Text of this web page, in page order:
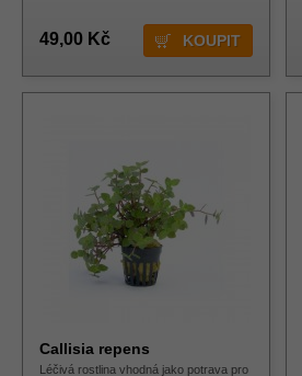
49,00 Kč
Callisia repens
Léčivá rostlina vhodná jako potrava pro